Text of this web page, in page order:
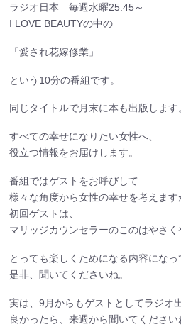
ラジオ日本 毎週水曜25:45～
I LOVE BEAUTYの中の
「愛され花嫁修業」
という10分の番組です。
同じタイトルで月末に本も出版します
すべての幸せになりたい女性へ、
役立つ情報をお届けします。
番組ではゲストをお呼びして
様々な角度から女性の幸せを考えます
初回ゲストは、
マリッジカウンセラーのこのはやさく
とっても楽しくためになる内容になっ
是非、聞いてくださいね。
実は、9月からもゲストとしてラジオ
良かったら、来週から聞いてください